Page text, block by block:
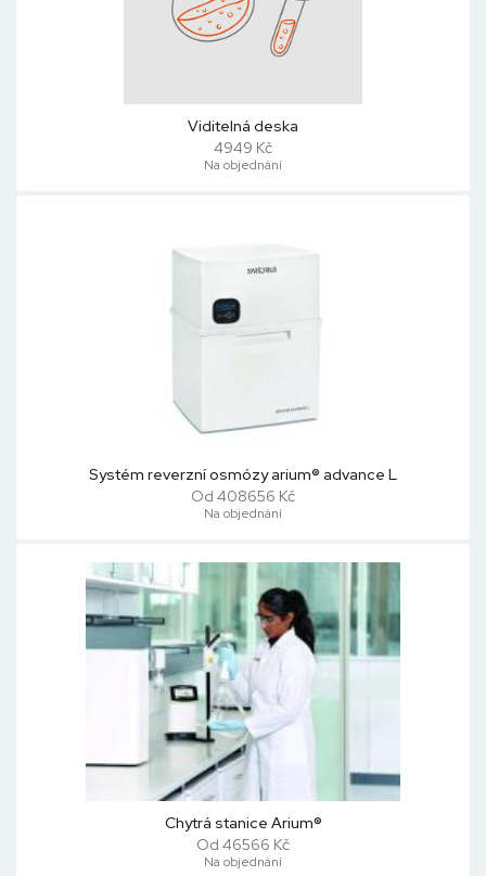
Viditelná deska
4949 Kč
Na objednání
Systém reverzní osmózy arium® advance L
Od 408656 Kč
Na objednání
Chytrá stanice Arium®
Od 46566 Kč
Na objednání